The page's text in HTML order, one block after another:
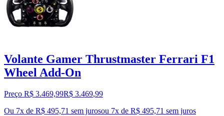
Volante Gamer Thrustmaster Ferrari F1
Wheel Add-On
Preço R$ 3.469,99R$ 3.469,99
Ou 7x de R$ 495,71 sem jurosou 7x de R$ 495,71 sem juros